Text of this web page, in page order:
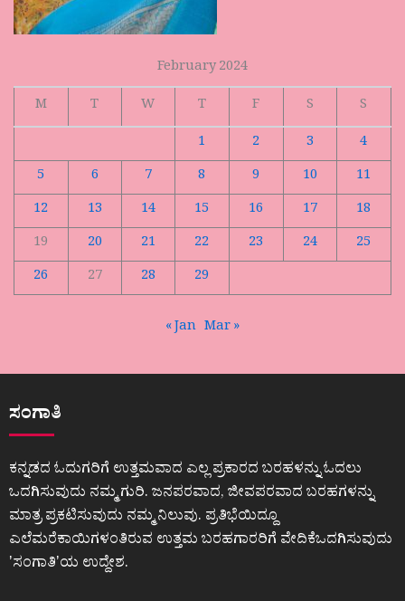
February 2024
M
T W T F S
S
1
2 3
4
5
6 7 8 9 10
11
12
13 14 15 16 17
18
19
20 21 22 23 24
25
26
27 28 29
« Jan Mar »
ಸಂಗಾತಿ
ಕನ್ನಡದ ಓದುಗರಿಗೆ ಉತ್ತಮವಾದ ಎಲ್ಲ ಪ್ರಕಾರದ ಬರಹಳನ್ನು ಓದಲು
ಒದಗಿಸುವುದು ನಮ್ಮ ಗುರಿ. ಜನಪರವಾದ, ಜೀವಪರವಾದ ಬರಹಗಳನ್ನು
ಮಾತ್ರ ಪ್ರಕಟಿಸುವುದು ನಮ್ಮ ನಿಲುವು. ಪ್ರತಿಭೆಯಿದ್ದೂ
ಎಲೆಮರೆಕಾಯಿಗಳಂತಿರುವ ಉತ್ತಮ ಬರಹಗಾರರಿಗೆ ವೇದಿಕೆಒದಗಿಸುವುದು
ʼಸಂಗಾತಿʼಯ ಉದ್ದೇಶ.